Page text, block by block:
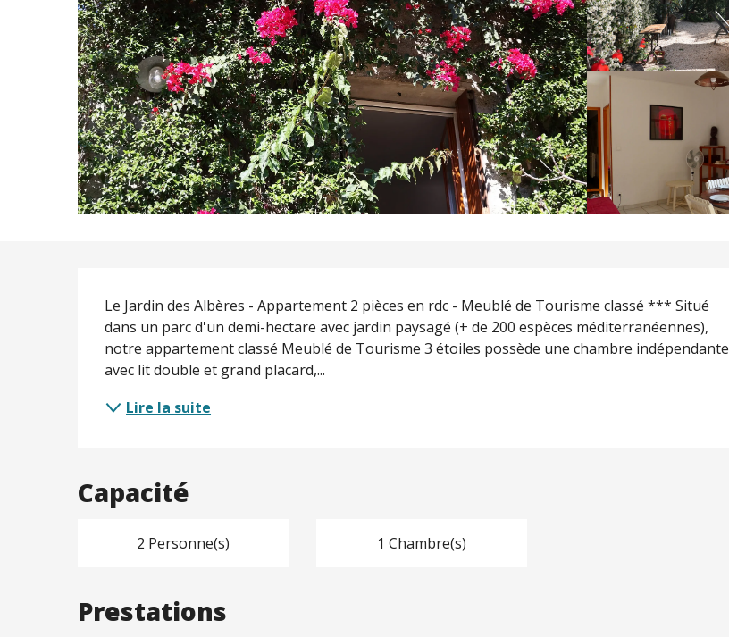
Description
Le Jardin des Albères - Appartement 2 pièces en rdc - Meublé de Tourisme classé *** Situé
dans un parc d'un demi-hectare avec jardin paysagé (+ de 200 espèces méditerranéennes),
notre appartement classé Meublé de Tourisme 3 étoiles possède une chambre indépendante
avec lit double et grand placard,...
Lire la suite
Capacité
2 Personne(s) 1 Chambre(s)
Prestations